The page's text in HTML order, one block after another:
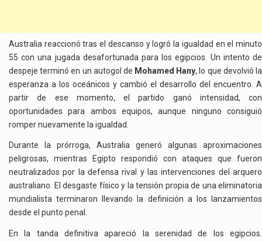
Australia reaccionó tras el descanso y logró la igualdad en el minuto
55 con una jugada desafortunada para los egipcios. Un intento de
despeje terminó en un autogol de Mohamed Hany, lo que devolvió la
esperanza a los oceánicos y cambió el desarrollo del encuentro. A
partir de ese momento, el partido ganó intensidad, con
oportunidades para ambos equipos, aunque ninguno consiguió
romper nuevamente la igualdad.
Durante la prórroga, Australia generó algunas aproximaciones
peligrosas, mientras Egipto respondió con ataques que fueron
neutralizados por la defensa rival y las intervenciones del arquero
australiano. El desgaste físico y la tensión propia de una eliminatoria
mundialista terminaron llevando la definición a los lanzamientos
desde el punto penal.
En la tanda definitiva apareció la serenidad de los egipcios.